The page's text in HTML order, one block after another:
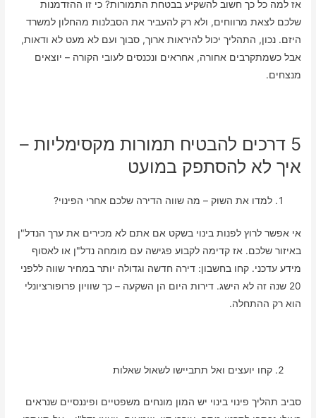
אז למה כל כך חשוב להשקיע בבטחת התמורות? כי זו ההזדמנות
שלכם לצאת מרווחים, ולא רק להעביר את הסבלנות מהחלון למשרד
היזם. נכון, התהליך יכול להיראות ארוך, סבוך ועם לא מעט לא ודאות,
אבל כשמתקרבים אחורה, אחראים ונכנסים לעובי הקורה – יוצאים
מנצחים.
5 דרכים להבטיח תמורות מקסימליות –
איך לא להסתפק במועט
למדו את השוק – מה שווה הדירה שלכם אחרי הפינוי?
אי אפשר לרוץ לפנות בינוי בשקט אם אתם לא מכירים את ערך הנדל"ן
באיזור שלכם. אז קדימה לקבוע פגישה עם מומחה נדל"ן או לאסוף
מידע עדכני. קחו בחשבון: דירה חדשה וגדולה יותר במחיר שווה ללפני
20 שנה זה לא הישג. דירות היום הן השקעה – כך שוויון פרופורציונלי
הוא רק ההתחלה.
קחו יועצים ואל תתביישו לשאול שאלות
סביב תהליך פינוי בינוי יש המון מונחים משפטיים ופיננסיים שנראים